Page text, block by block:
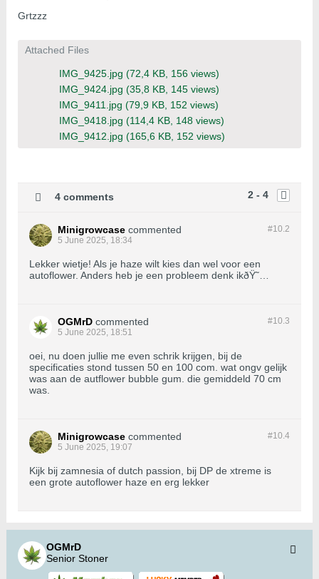
Grtzzz
Attached Files
IMG_9425.jpg (72,4 KB, 156 views)
IMG_9424.jpg (35,8 KB, 145 views)
IMG_9411.jpg (79,9 KB, 152 views)
IMG_9418.jpg (114,4 KB, 148 views)
IMG_9412.jpg (165,6 KB, 152 views)
2 - 4
4 comments
#10.2
Minigrowcase commented
5 June 2025, 18:34
Lekker wietje! Als je haze wilt kies dan wel voor een
autoflower. Anders heb je een probleem denk ikðŸ˜…
#10.3
OGMrD commented
5 June 2025, 18:51
oei, nu doen jullie me even schrik krijgen, bij de
specificaties stond tussen 50 en 100 com. wat ongv gelijk
was aan de autflower bubble gum. die gemiddeld 70 cm
was.
#10.4
Minigrowcase commented
5 June 2025, 19:07
Kijk bij zamnesia of dutch passion, bij DP de xtreme is
een grote autoflower haze en erg lekker
OGMrD
Senior Stoner